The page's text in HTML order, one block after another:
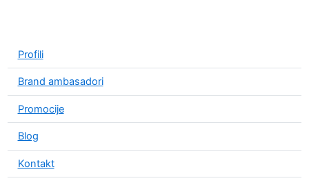
Profili
Brand ambasadori
Promocije
Blog
Kontakt